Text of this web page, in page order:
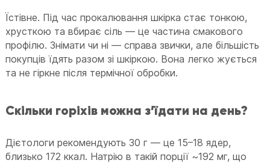
Їстівне. Під час прокалювання шкірка стає тонкою,
хрусткою та вбирає сіль — це частина смакового
профілю. Знімати чи ні — справа звички, але більшість
покупців їдять разом зі шкіркою. Вона легко жується
та не гіркне після термічної обробки.
Скільки горіхів можна з’їдати на день?
Дієтологи рекомендують 30 г — це 15–18 ядер,
близько 172 ккал. Натрію в такій порції ~192 мг, що